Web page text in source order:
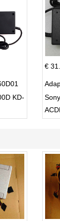
KD-
€